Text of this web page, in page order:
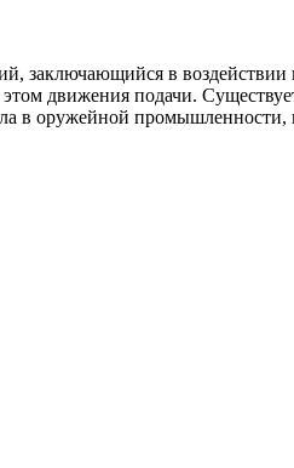
заключающийся в
движения подачи.
оружейной промышленности,